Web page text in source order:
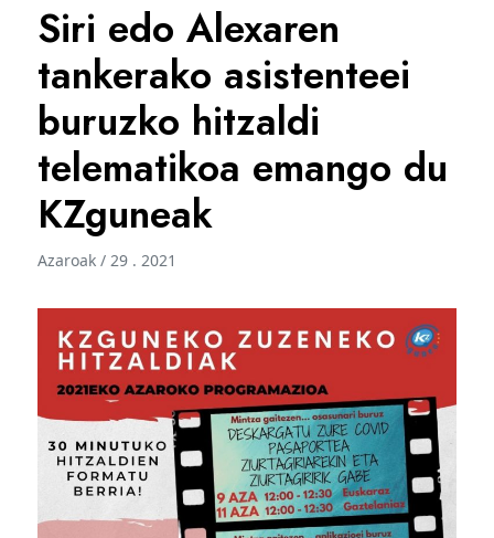
Siri edo Alexaren
tankerako asistenteei
buruzko hitzaldi
telematikoa emango du
KZguneak
Azaroak / 29 . 2021